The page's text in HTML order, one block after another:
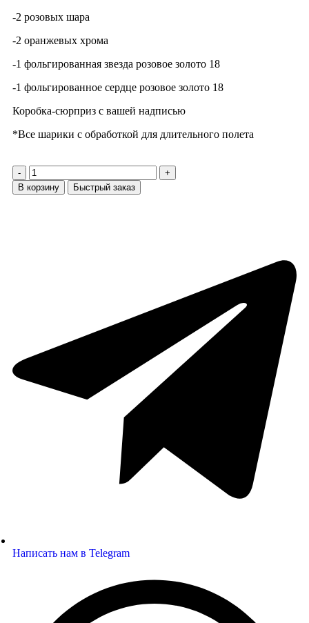
-2 розовых шара
-2 оранжевых хрома
-1 фольгированная звезда розовое золото 18
-1 фольгированное сердце розовое золото 18
Коробка-сюрприз с вашей надписью
*Все шарики с обработкой для длительного полета
В корзину Быстрый заказ
Написать нам в Telegram